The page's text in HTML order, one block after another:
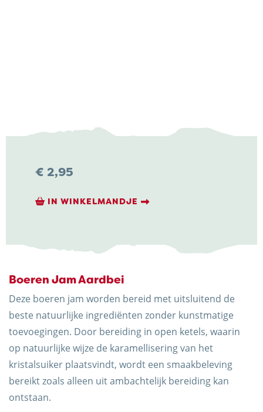
7137 HG Lievelde
0544 37 14 46
info@kaasboerderijweenink.nl
€ 2,95
IN WINKELMANDJE
Boeren Jam Aardbei
Deze boeren jam worden bereid met uitsluitend de
beste natuurlijke ingrediënten zonder kunstmatige
toevoegingen. Door bereiding in open ketels, waarin
op natuurlijke wijze de karamellisering van het
kristalsuiker plaatsvindt, wordt een smaakbeleving
bereikt zoals alleen uit ambachtelijk bereiding kan
ontstaan.